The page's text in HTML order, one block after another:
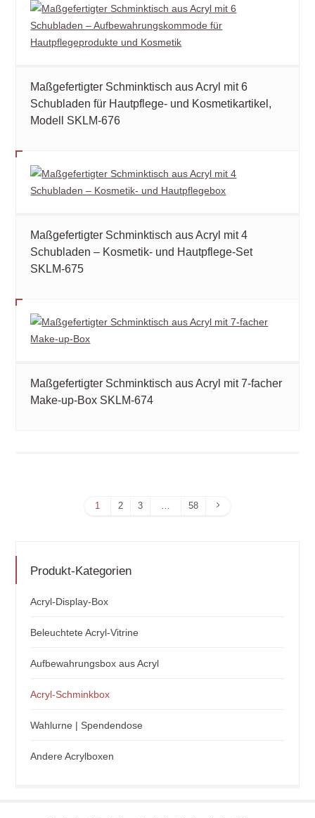
Maßgefertigter Schminktisch aus Acryl mit 6
Schubladen für Hautpflege- und Kosmetikartikel,
Modell SKLM-676
Maßgefertigter Schminktisch aus Acryl mit 4
Schubladen – Kosmetik- und Hautpflege-Set
SKLM-675
Maßgefertigter Schminktisch aus Acryl mit 7-facher
Make-up-Box SKLM-674
1 2 3 … 58
Nächste
Produkt-Kategorien
Acryl-Display-Box
Beleuchtete Acryl-Vitrine
Aufbewahrungsbox aus Acryl
Acryl-Schminkbox
Wahlurne | Spendendose
Andere Acrylboxen